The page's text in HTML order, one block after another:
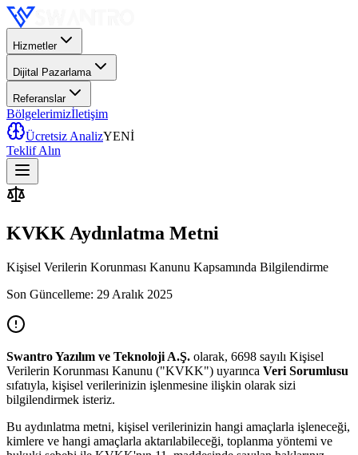
Hizmetler
Dijital Pazarlama
Referanslar
Bölgelerimizİletişim
Ücretsiz AnalizYENİ
Teklif Alın
KVKK Aydınlatma Metni
Kişisel Verilerin Korunması Kanunu Kapsamında Bilgilendirme
Son Güncelleme: 29 Aralık 2025
Swantro Yazılım ve Teknoloji A.Ş. olarak, 6698 sayılı Kişisel
Verilerin Korunması Kanunu ("KVKK") uyarınca Veri Sorumlusu
sıfatıyla, kişisel verilerinizin işlenmesine ilişkin olarak sizi
bilgilendirmek isteriz.
Bu aydınlatma metni, kişisel verilerinizin hangi amaçlarla işleneceği,
kimlere ve hangi amaçlarla aktarılabileceği, toplanma yöntemi ve